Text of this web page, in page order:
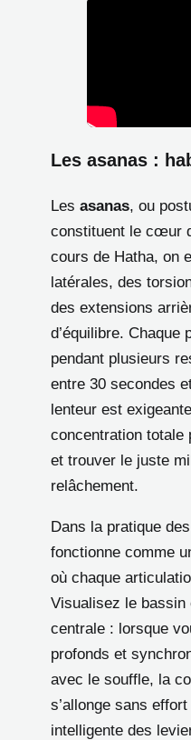
Les asanas :
Les asanas, ou
constituent le cœur
cours de Hatha, on
latérales, des
des extensions
d’équilibre. Chaque
pendant plusieurs
entre 30 secondes
lenteur est
concentration totale
et trouver le juste
relâchement.
Dans la pratique
fonctionne comme
où chaque
Visualisez le bassin
centrale : lorsque
profonds et
avec le souffle, la
s’allonge sans
intelligente des